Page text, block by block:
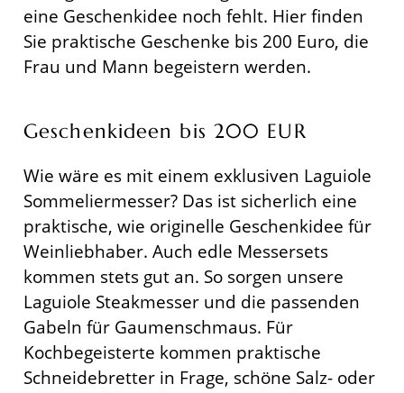
eine Geschenkidee noch fehlt. Hier finden
Sie praktische Geschenke bis 200 Euro, die
Frau und Mann begeistern werden.
Geschenkideen bis 200 EUR
Wie wäre es mit einem exklusiven Laguiole
Sommeliermesser? Das ist sicherlich eine
praktische, wie originelle Geschenkidee für
Weinliebhaber. Auch edle Messersets
kommen stets gut an. So sorgen unsere
Laguiole Steakmesser und die passenden
Gabeln für Gaumenschmaus. Für
Kochbegeisterte kommen praktische
Schneidebretter in Frage, schöne Salz- oder